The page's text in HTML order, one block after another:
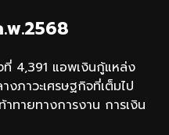
พ.2568
ที่ 4,391 แอพเงินกู้แหล่ง
ภาวะเศรษฐกิจที่เต็มไป
ทายทางการงาน การเงิน